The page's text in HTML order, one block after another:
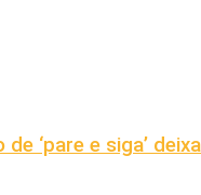
‘pare e siga’